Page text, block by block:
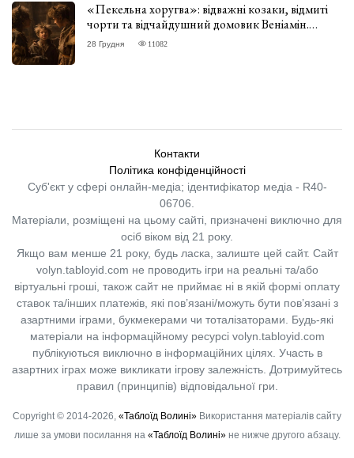
«Пекельна хоругва»: відважні козаки, відмиті
чорти та відчайдушний домовик Веніамін.
ВІДГУК
28 Грудня 11082
Контакти
Політика конфіденційності
Суб'єкт у сфері онлайн-медіа; ідентифікатор медіа - R40-
06706.
Матеріали, розміщені на цьому сайті, призначені виключно для
осіб віком від 21 року.
Якщо вам менше 21 року, будь ласка, залиште цей сайт. Сайт
volyn.tabloyid.com не проводить ігри на реальні та/або
віртуальні гроші, також сайт не приймає ні в якій формі оплату
ставок та/інших платежів, які пов’язані/можуть бути пов’язані з
азартними іграми, букмекерами чи тоталізаторами. Будь-які
матеріали на інформаційному ресурсі volyn.tabloyid.com
публікуються виключно в інформаційних цілях. Участь в
азартних іграх може викликати ігрову залежність. Дотримуйтесь
правил (принципів) відповідальної гри.
Copyright © 2014-2026, «Таблоїд Волині» Використання матеріалів сайту
лише за умови посилання на «Таблоїд Волині»не нижче другого абзацу.